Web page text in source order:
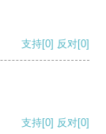
支持[0] 反对[0]
支持[0] 反对[0]